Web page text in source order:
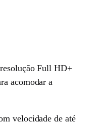
Full HD+
acomodar a
velocidade de até